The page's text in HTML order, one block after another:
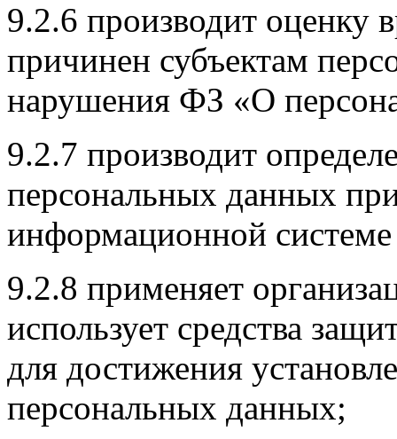
9.2.6 производит оценку
причинен субъектам
нарушения ФЗ «О
9.2.7 производит
персональных данных
информационной
9.2.8 применяет
использует средства
для достижения
персональных данных;